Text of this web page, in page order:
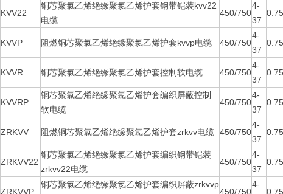
KVV22
铜芯聚氯乙烯绝缘聚氯乙烯护套钢带铠装kvv22
电缆
450/750
4-
37
KVVP 阻燃铜芯聚氯乙烯绝缘聚氯乙烯护套kvvp电缆 450/750
4-
37
KVVR 铜芯聚氯乙烯绝缘聚氯乙烯护套控制软电缆 450/750
4-
37
KVVRP
铜芯聚氯乙烯绝缘聚氯乙烯护套编织屏蔽控制
软电缆
450/750
4-
37
ZRKVV 阻燃铜芯聚氯乙烯绝缘聚氯乙烯护套zrkvv电缆 450/750
4-
37
ZRKVV22
铜芯聚氯乙烯绝缘聚氯乙烯护套编织钢带铠装
zrkvv22电缆
450/750
4-
37
ZRKVVP
铜芯聚氯乙烯绝缘聚氯乙烯护套编织屏蔽zrkvvp
450/750
4-